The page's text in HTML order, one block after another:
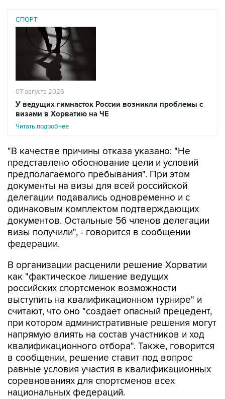
СПОРТ
07 августа 2026
У ведущих гимнасток России возникли проблемы с
визами в Хорватию на ЧЕ
Читать подробнее
"В качестве причины отказа указано: "Не
представлено обоснование цели и условий
предполагаемого пребывания". При этом
документы на визы для всей российской
делегации подавались одновременно и с
одинаковым комплектом подтверждающих
документов. Остальные 56 членов делегации
визы получили", - говорится в сообщении
федерации.
В организации расценили решение Хорватии
как "фактическое лишение ведущих
российских спортсменок возможности
выступить на квалификационном турнире" и
считают, что оно "создает опасный прецедент,
при котором административные решения могут
напрямую влиять на состав участников и ход
квалификационного отбора". Также, говорится
в сообщении, решение ставит под вопрос
равные условия участия в квалификационных
соревнованиях для спортсменов всех
национальных федераций.